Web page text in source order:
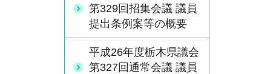
第329回招集会議 議員
提出条例案等の概要
平成26年度栃木県議会
第327回通常会議 議員